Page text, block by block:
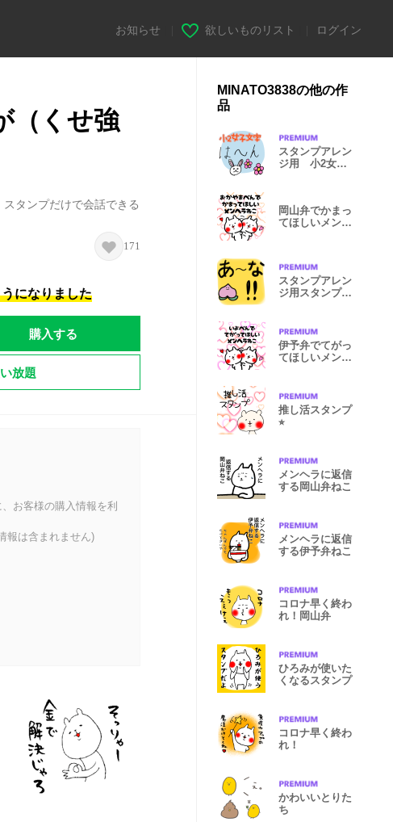
お知らせ 欲しいものリスト ログイン
（くせ強
タンプだけで会話できる
171
になりました
購入する
放題
お客様の購入情報を利
報は含まれません)
MINATO3838の他の作
品
スタンプアレン
ジ用 小2女子
岡山弁でかまっ
てほしいメンヘ
スタンプアレン
ジ用スタンプ！
伊予弁でてがっ
てほしいメンヘ
推し活スタンプ
⭐︎
メンヘラに返信
する岡山弁ねこ
メンヘラに返信
する伊予弁ねこ
コロナ早く終わ
れ！岡山弁
ひろみが使いた
くなるスタンプ
コロナ早く終わ
れ！
かわいいとりた
ち